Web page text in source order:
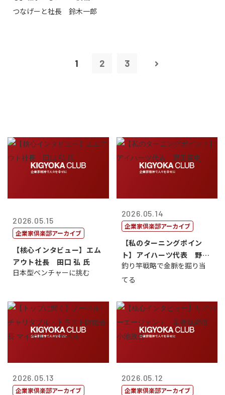
つなげーと社長 鈴木一郎
1 2 3
2026.05.15
企業家倶楽部アーカイブ
【核心インタビュー】エム
アウト社長 田口 弘 氏
日本型ベンチャーに挑む
2026.05.14
企業家倶楽部アーカイブ
【私のターニングポイン
ト】アイハーツ代表 野田
憲史
釣り竿戦略で金脈を掘り当
てる
2026.05.13
企業家倶楽部アーカイブ
2026.05.12
企業家倶楽部アーカイブ